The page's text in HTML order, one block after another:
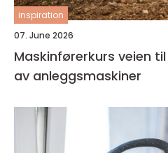
inspiration
07. June 2026
Maskinførerkurs veien til trygg og lovlig bruk
av anleggsmaskiner